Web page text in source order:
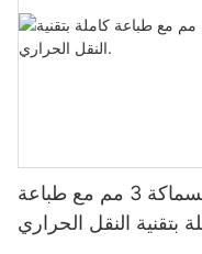
غطاء كوب قهوة من النيوبرين بسماكة 3 مم مع طباعة